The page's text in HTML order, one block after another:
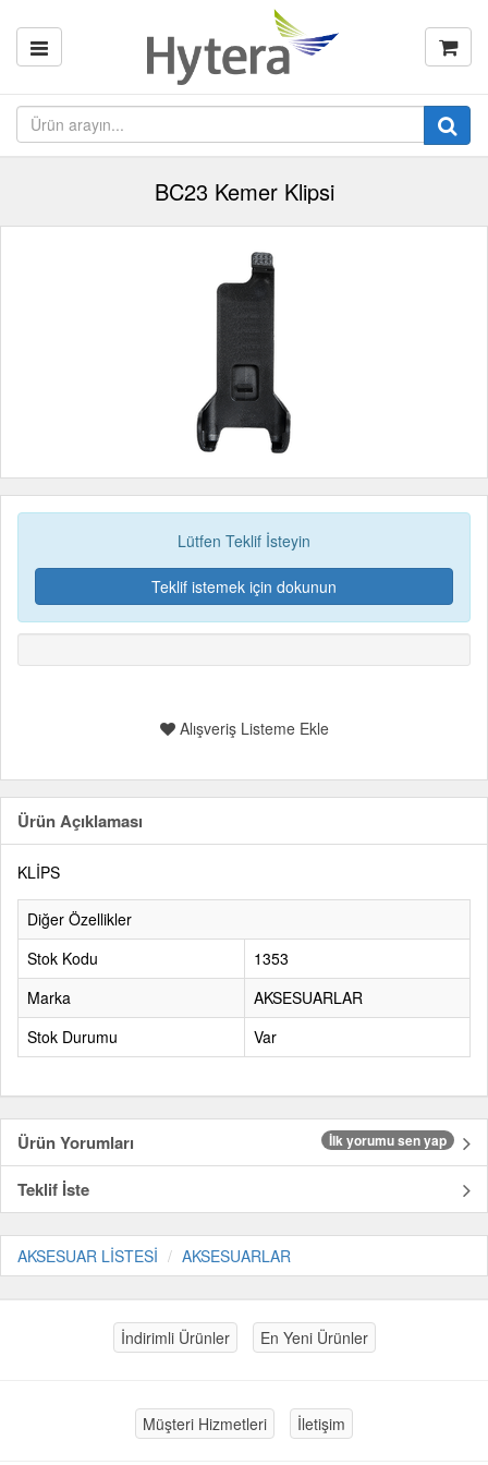
BC23 Kemer Klipsi
Lütfen Teklif İsteyin
Teklif istemek için dokunun
Alışveriş Listeme Ekle
Ürün Açıklaması
KLİPS
Diğer Özellikler
Stok Kodu
1353
Marka
AKSESUARLAR
Stok Durumu
Var
Ürün Yorumları İlk yorumu sen yap
Teklif İste
AKSESUAR LİSTESİ AKSESUARLAR
İndirimli Ürünler En Yeni Ürünler
Müşteri Hizmetleri İletişim